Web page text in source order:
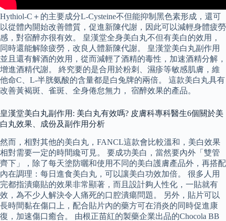
Hythiol-C＋的主要成分L-Cysteine不但能抑制黑色素形成，還可
以從體內開始改善體質，促進新陳代謝，因此可以減輕身體疲勞
感，對宿醉亦很有效。 皇漢堂全身美白丸不但有美白的效用，
同時還能解除疲勞，改良人體新陳代謝。 皇漢堂美白丸副作用
並且還有解酒的效用，從而減輕了酒精的毒性，加速酒精分解，
增進酒精代謝。 終究要的是合用於粉刺、濕疹等敏感肌膚，維
他命C、L-半胱氨酸的含量都是白兔牌的兩倍。 這款美白丸具有
改善黃褐斑、雀斑、全身倦怠無力， 宿醉效果的產品。
皇漢堂美白丸副作用: 美白丸有效嗎? 皮膚科專科醫生6個關於美
白丸效果、成份及副作用分析
然而，相對其他的美白丸，FANCL這款會比較溫和，美白效果
相對需要一定的時間纔可見。 要成功美白，當然要內外「雙管
齊下」，除了每天塗防曬和使用不同的美白護膚產品外，再搭配
內在調理：每日進食美白丸，可以讓美白功效加倍。 很多人用
完都指潰瘍貼的效果非常顯著，而且設計夠人性化，一貼就有
效，為不少人解決令人痛死的口腔潰瘍問題。 另外，貼片可以
長時間黏在傷口上，配合貼片內的藥方可在消炎的同時促進康
復，加速傷口癒合。 由根正苗紅的製藥企業出品的Chocola BB